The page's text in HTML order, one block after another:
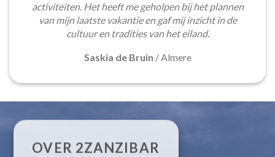
activiteiten. Het heeft me geholpen bij het plannen
van mijn laatste vakantie en gaf mij inzicht in de
cultuur en tradities van het eiland.
Saskia de Bruin /Almere
OVER 2ZANZIBAR